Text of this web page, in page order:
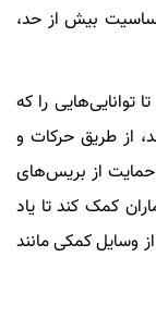
بیش از حد،
را که
از طریق حرکات و
حمایت از بریس‌های
کمک کند تا یاد
وسایل کمکی مانند